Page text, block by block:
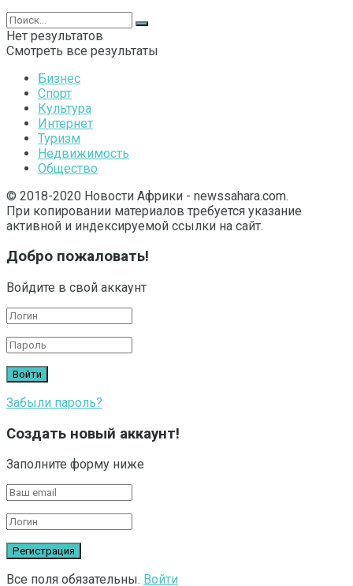
Нет результатов
Смотреть все результаты
Бизнес
Спорт
Культура
Интернет
Туризм
Недвижимость
Общество
© 2018-2020 Новости Африки - newssahara.com.
При копировании материалов требуется указание
активной и индексируемой ссылки на сайт.
Добро пожаловать!
Войдите в свой аккаунт
Забыли пароль?
Создать новый аккаунт!
Заполните форму ниже
Все поля обязательны. Войти